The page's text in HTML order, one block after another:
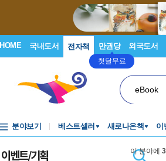
HOME 국내도서 전자책 만권당
첫달무료
외국도서
eBook
분야보기 베스트셀러 새로나온책 이
이벤트/기획 이 분야에 3